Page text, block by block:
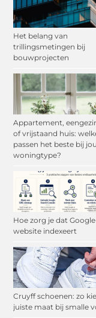
Het belang van
trillingsmetingen bij
bouwprojecten
Appartement,
of vrijstaand huis:
passen het beste bij
woningtype?
Hoe zorg je dat
website indexeert
Cruyff schoenen: zo
juiste maat bij smalle